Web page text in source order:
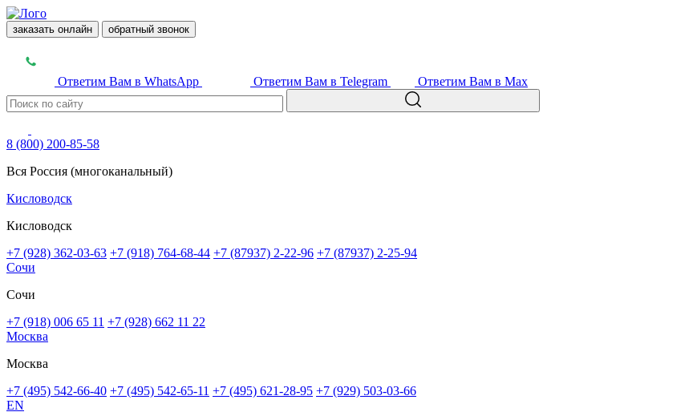
заказать онлайн обратный звонок
Ответим Вам в WhatsApp Ответим Вам в Telegram Ответим Вам в Max
8 (800) 200-85-58
Вся Россия (многоканальный)
Кисловодск
Кисловодск
+7 (928) 362-03-63 +7 (918) 764-68-44 +7 (87937) 2-22-96 +7 (87937) 2-25-94
Сочи
Сочи
+7 (918) 006 65 11 +7 (928) 662 11 22
Москва
Москва
+7 (495) 542-66-40 +7 (495) 542-65-11 +7 (495) 621-28-95 +7 (929) 503-03-66
EN